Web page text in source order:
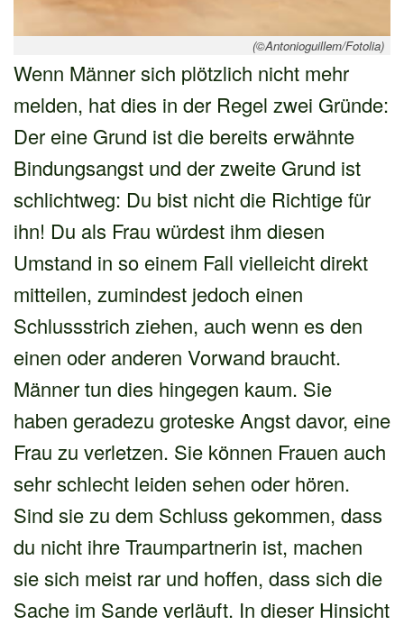
(©Antonioguillem/Fotolia)
Wenn Männer sich plötzlich nicht mehr
melden, hat dies in der Regel zwei Gründe:
Der eine Grund ist die bereits erwähnte
Bindungsangst und der zweite Grund ist
schlichtweg: Du bist nicht die Richtige für
ihn! Du als Frau würdest ihm diesen
Umstand in so einem Fall vielleicht direkt
mitteilen, zumindest jedoch einen
Schlussstrich ziehen, auch wenn es den
einen oder anderen Vorwand braucht.
Männer tun dies hingegen kaum. Sie
haben geradezu groteske Angst davor, eine
Frau zu verletzen. Sie können Frauen auch
sehr schlecht leiden sehen oder hören.
Sind sie zu dem Schluss gekommen, dass
du nicht ihre Traumpartnerin ist, machen
sie sich meist rar und hoffen, dass sich die
Sache im Sande verläuft. In dieser Hinsicht